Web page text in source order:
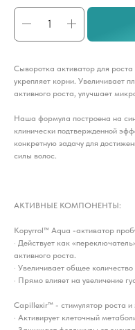
Сыворотка активатор для роста
укрепляет корни. Увеличивает
активного роста, улучшает
Наша формула построена на
клинически подтвержденной
конкретную задачу для
силы волос.
АКТИВНЫЕ КОМПОНЕНТЫ:
Kopyrrol™ Aqua -активатор
· Действует как
активного роста.
· Увеличивает общее
· Прямо влияет на увеличение
Capillexir™ - стимулятор роста и
· Активирует клеточный